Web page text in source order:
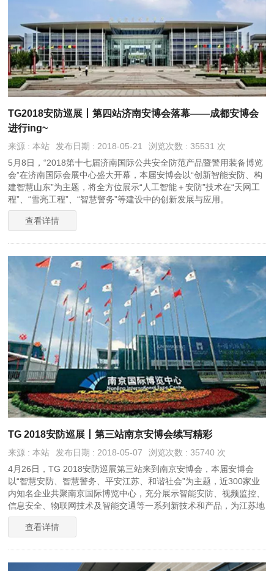
TG2018安防巡展丨第四站济南安博会落幕——成都安博会
进行ing~
来源 : 本站 发布日期 : 2018-05-21
浏览次数 : 35531 次
5月8日，“2018第十七届济南国际公共安全防范产品暨警用装备博览
会”在济南国际会展中心盛大开幕，本届安博会以“创新智能安防、构
建智慧山东”为主题，将全方位展示“人工智能＋安防”技术在“天网工
程”、“雪亮工程”、“智慧警务”等建设中的创新发展与应用。
查看详情
TG 2018安防巡展丨第三站南京安博会续写精彩
来源 : 本站 发布日期 : 2018-05-07
浏览次数 : 35740 次
4月26日，TG 2018安防巡展第三站来到南京安博会，本届安博会
以“智慧安防、智慧警务、平安江苏、和谐社会”为主题，近300家业
内知名企业共聚南京国际博览中心，充分展示智能安防、视频监控、
信息安全、物联网技术及智能交通等一系列新技术和产品，为江苏地
区的安防用户带来一场精彩纷呈的科技盛宴。
查看详情